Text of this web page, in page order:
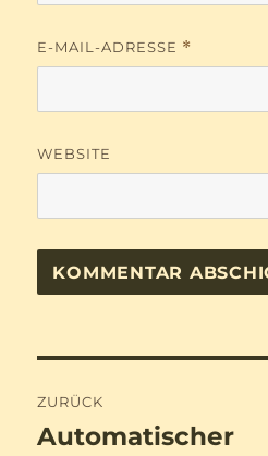
E-MAIL-ADRESSE *
WEBSITE
ZURÜCK
Vorheriger
Automatischer